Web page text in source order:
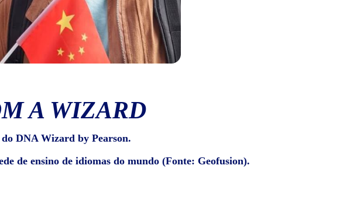
A WIZARD
DNA Wizard by Pearson.
de ensino de idiomas do mundo (Fonte: Geofusion).